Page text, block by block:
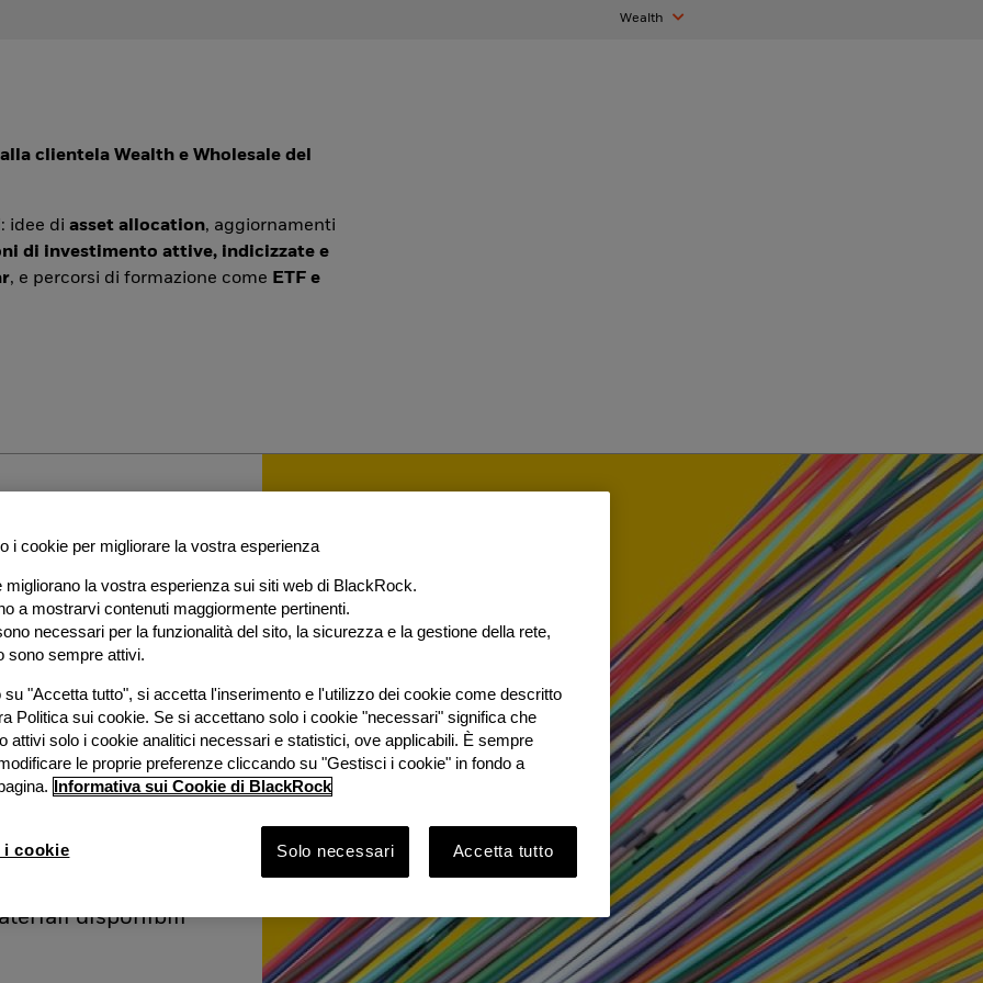
Wealth
alla clientela Wealth e Wholesale del
idee di asset allocation, aggiornamenti
di investimento attive, indicizzate e
, e percorsi di formazione come ETF e
2026 con
e
disponibili
i cookie per migliorare la vostra esperienza
migliorano la vostra esperienza sui siti web di BlackRock.
a mostrarvi contenuti maggiormente pertinenti.
necessari per la funzionalità del sito, la sicurezza e la gestione della rete,
sono sempre attivi.
su "Accetta tutto", si accetta l'inserimento e l'utilizzo dei cookie come descritto
Politica sui cookie. Se si accettano solo i cookie "necessari" significa che
attivi solo i cookie analitici necessari e statistici, ove applicabili. È sempre
le proprie preferenze cliccando su "Gestisci i cookie" in fondo a
Informativa sui Cookie di BlackRock
Solo necessari Accetta tutto
cookie